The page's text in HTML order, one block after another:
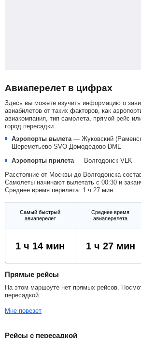
Авиаперелет в цифрах
Здесь вы можете изучить информацию о
авиабилетов от таких факторов, как
авиакомпания, тип самолета, прямой рейс
город пересадки.
Аэропорты вылета — Жуковский
Шереметьево-SVO Домодедово-DME
Аэропорты прилета — Волгодонск-VLK
Расстояние от Москвы до Волгодонска
Самолеты начинают вылетать с 00:30 и
Среднее время перелета: 1 ч 27 мин.
Самый быстрый
авиаперелет
Среднее время
авиаперелета
1 ч 14 мин 1 ч 27 мин
Прямые рейсы
На этом маршруте нет прямых рейсов.
пересадкой.
Мне повезет
Рейсы с пересадкой